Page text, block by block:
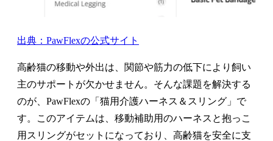
出典：PawFlexの公式サイト
高齢猫の移動や外出は、関節や筋力の低下により飼い
主のサポートが欠かせません。そんな課題を解決する
のが、PawFlexの「猫用介護ハーネス＆スリング」で
す。このアイテムは、移動補助用のハーネスと抱っこ
用スリングがセットになっており、高齢猫を安全に支